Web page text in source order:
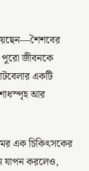
পুরো জীবনকে
একটি
আর
এক চিকিৎসকের
যাপন করলেও,